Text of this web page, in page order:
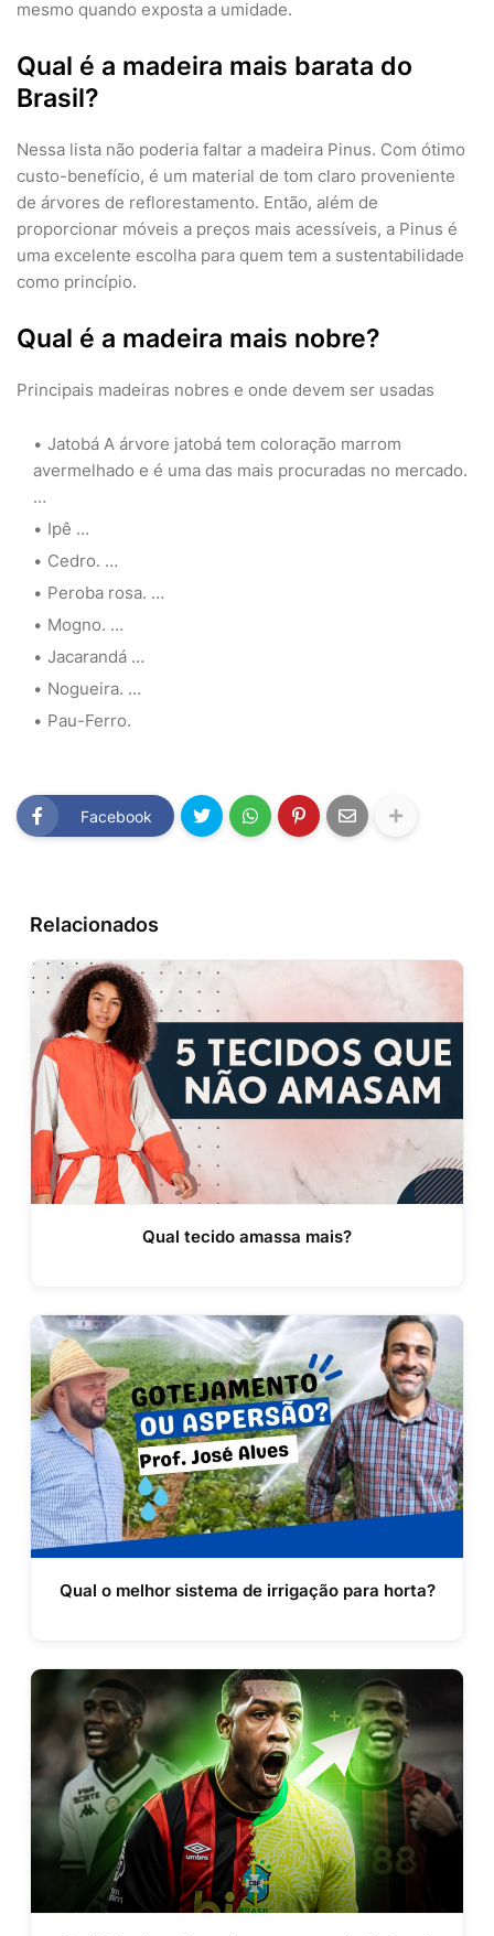
mesmo quando exposta a umidade.
Qual é a madeira mais barata do
Brasil?
Nessa lista não poderia faltar a madeira Pinus. Com ótimo
custo-benefício, é um material de tom claro proveniente
de árvores de reflorestamento. Então, além de
proporcionar móveis a preços mais acessíveis, a Pinus é
uma excelente escolha para quem tem a sustentabilidade
como princípio.
Qual é a madeira mais nobre?
Principais madeiras nobres e onde devem ser usadas
Jatobá A árvore jatobá tem coloração marrom
avermelhado e é uma das mais procuradas no mercado.
…
Ipê …
Cedro. …
Peroba rosa. …
Mogno. …
Jacarandá …
Nogueira. …
Pau-Ferro.
Facebook
Relacionados
Qual tecido amassa mais?
Qual o melhor sistema de irrigação para horta?